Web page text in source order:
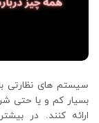
سیستم های نظارتی
ارائه کنند. در